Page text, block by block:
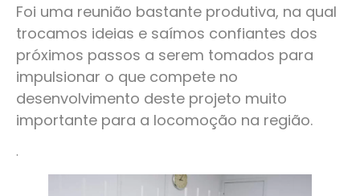
Foi uma reunião bastante produtiva, na qual
trocamos ideias e saímos confiantes dos
próximos passos a serem tomados para
impulsionar o que compete no
desenvolvimento deste projeto muito
importante para a locomoção na região.
.